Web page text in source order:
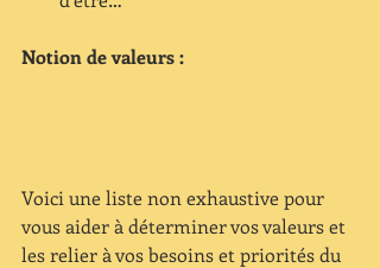
Notion de valeurs :
Voici une liste non exhaustive pour
vous aider à déterminer vos valeurs et
les relier à vos besoins et priorités du